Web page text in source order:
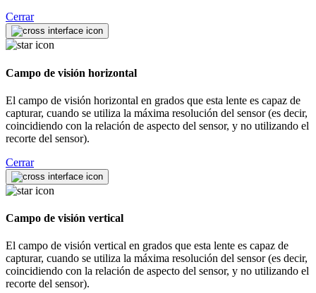
Cerrar
Campo de visión horizontal
El campo de visión horizontal en grados que esta lente es capaz de
capturar, cuando se utiliza la máxima resolución del sensor (es decir,
coincidiendo con la relación de aspecto del sensor, y no utilizando el
recorte del sensor).
Cerrar
Campo de visión vertical
El campo de visión vertical en grados que esta lente es capaz de
capturar, cuando se utiliza la máxima resolución del sensor (es decir,
coincidiendo con la relación de aspecto del sensor, y no utilizando el
recorte del sensor).